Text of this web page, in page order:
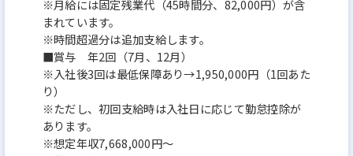
※月給には固定残業代（45時間分、82,000円）が含
まれています。
※時間超過分は追加支給します。
■賞与 年2回（7月、12月）
※入社後3回は最低保障あり→1,950,000円（1回あた
り）
※ただし、初回支給時は入社日に応じて勤怠控除が
あります。
※想定年収7,668,000円～